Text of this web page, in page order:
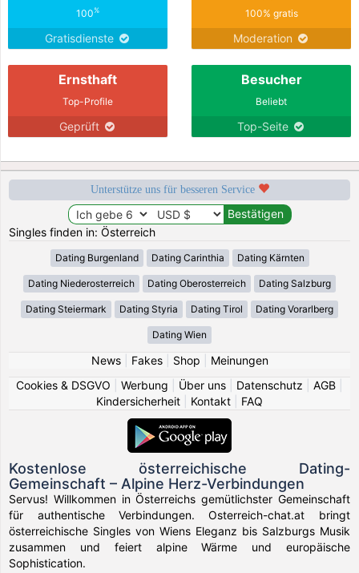
100%
Gratisdienste
100% gratis
Moderation
Ernsthaft
Top-Profile
Geprüft
Besucher
Beliebt
Top-Seite
Unterstütze uns für besseren Service
Singles finden in: Österreich
Dating Burgenland Dating Carinthia Dating Kärnten
Dating Niederosterreich Dating Oberosterreich Dating Salzburg
Dating Steiermark Dating Styria Dating Tirol Dating Vorarlberg
Dating Wien
News| Fakes| Shop
Meinungen
Cookies & DSGVO
Werbung Über uns Datenschutz AGB
Kindersicherheit
Kontakt FAQ
Kostenlose österreichische Dating-
Gemeinschaft – Alpine Herz-Verbindungen
Servus! Willkommen in Österreichs gemütlichster Gemeinschaft
für authentische Verbindungen. Osterreich-chat.at bringt
österreichische Singles von Wiens Eleganz bis Salzburgs Musik
zusammen und feiert alpine Wärme und europäische
Sophistication.